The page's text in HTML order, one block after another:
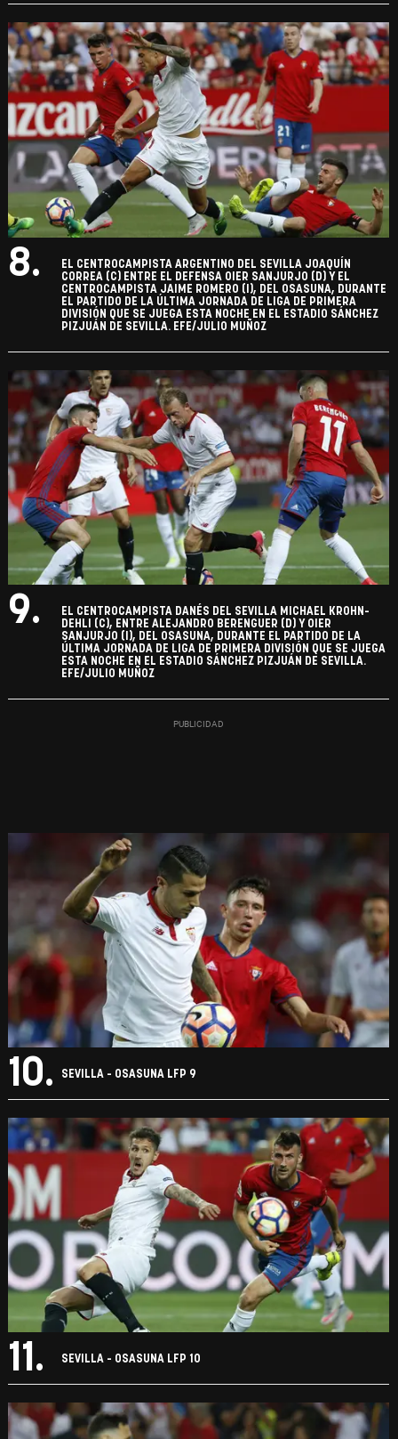
8.
EL CENTROCAMPISTA ARGENTINO DEL SEVILLA JOAQUÍN
CORREA (C) ENTRE EL DEFENSA OIER SANJURJO (D) Y EL
CENTROCAMPISTA JAIME ROMERO (I), DEL OSASUNA, DURANTE
EL PARTIDO DE LA ÚLTIMA JORNADA DE LIGA DE PRIMERA
DIVISIÓN QUE SE JUEGA ESTA NOCHE EN EL ESTADIO SÁNCHEZ
PIZJUÁN DE SEVILLA. EFE/JULIO MUÑOZ
9.
EL CENTROCAMPISTA DANÉS DEL SEVILLA MICHAEL KROHN-
DEHLI (C), ENTRE ALEJANDRO BERENGUER (D) Y OIER
SANJURJO (I), DEL OSASUNA, DURANTE EL PARTIDO DE LA
ÚLTIMA JORNADA DE LIGA DE PRIMERA DIVISIÓN QUE SE JUEGA
ESTA NOCHE EN EL ESTADIO SÁNCHEZ PIZJUÁN DE SEVILLA.
EFE/JULIO MUÑOZ
10. SEVILLA - OSASUNA LFP 9
11. SEVILLA - OSASUNA LFP 10